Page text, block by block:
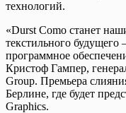
технологий.
«Durst Como станет
текстильного
программное
Кристоф Гампер,
Group. Премьера
Берлине, где будет
Graphics.